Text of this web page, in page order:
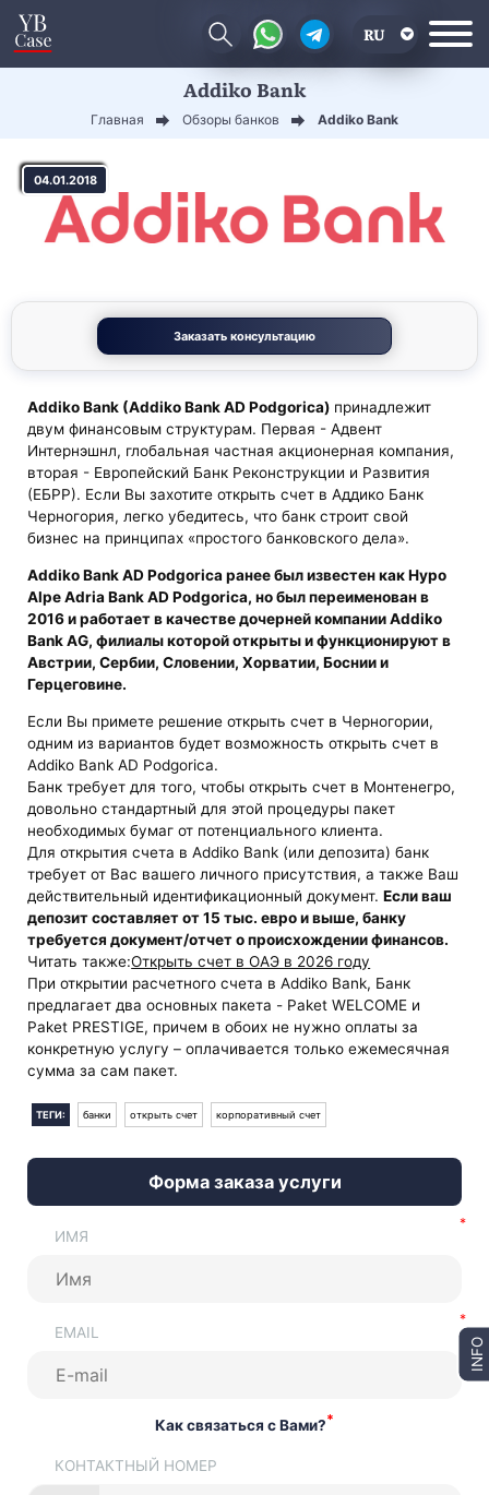
RU
Addiko Bank
Главная Обзоры банков Addiko Bank
04.01.2018
Заказать консультацию
Addiko Bank (Addiko Bank AD Podgorica) принадлежит
двум финансовым структурам. Первая - Адвент
Интернэшнл, глобальная частная акционерная компания,
вторая - Европейский Банк Реконструкции и Развития
(ЕБРР). Если Вы захотите открыть счет в Аддико Банк
Черногория, легко убедитесь, что банк строит свой
бизнес на принципах «простого банковского дела».
Addiko Bank AD Podgorica ранее был известен как Hypo
Alpe Adria Bank AD Podgorica, но был переименован в
2016 и работает в качестве дочерней компании Addiko
Bank AG, филиалы которой открыты и функционируют в
Австрии, Сербии, Словении, Хорватии, Боснии и
Герцеговине.
Если Вы примете решение открыть счет в Черногории,
одним из вариантов будет возможность открыть счет в
Addiko Bank AD Podgorica.
Банк требует для того, чтобы открыть счет в Монтенегро,
довольно стандартный для этой процедуры пакет
необходимых бумаг от потенциального клиента.
Для открытия счета в Addiko Bank (или депозита) банк
требует от Вас вашего личного присутствия, а также Ваш
действительный идентификационный документ.Если ваш
депозит составляет от 15 тыс. евро и выше, банку
требуется документ/отчет о происхождении финансов.
Читать также:Открыть счет в ОАЭ в 2026 году
При открытии расчетного счета в Addiko Bank, Банк
предлагает два основных пакета - Paket WELCOME и
Paket PRESTIGE, причем в обоих не нужно оплаты за
конкретную услугу – оплачивается только ежемесячная
сумма за сам пакет.
ТЕГИ: банки открыть счет корпоративный счет
Форма заказа услуги
ИМЯ
EMAIL
Как связаться с Вами?*
КОНТАКТНЫЙ НОМЕР
INFO